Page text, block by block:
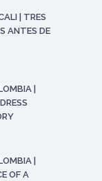
| TRES
ANTES DE
|
|
OF A